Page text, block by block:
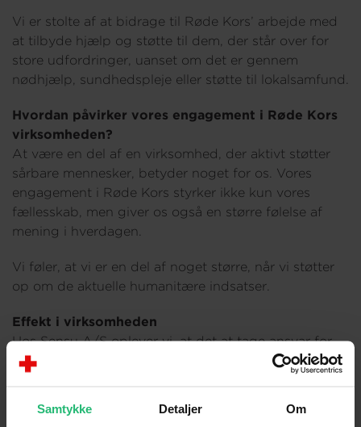
Samtykke Detaljer Om
Vi er stolte af at bidrage til Røde Kors’ arbejde med
at tilbyde hjælp og støtte til dem, der står over for
store udfordringer, uanset om det er gennem
nødhjælp, sundhedspleje eller støtte til lokalsamfund.
Hvordan påvirker vores engagement i Røde Kors
virksomheden?
At være en del af en virksomhed, der aktivt støtter
sårbare mennesker, betyder noget for os. Vores
engagement i Røde Kors styrker ikke kun vores
fællesskab, men giver os også en større følelse af
mening i hverdagen.
Vi føler, at vi er en del af noget større, når vi støtter
op om de aktuelle humanitære indsatser.
Effekt i virksomheden
Hos Sensu A/S oplever vi, at det at tage ansvar for
mere end blot vores forretning skaber en stærkere
følelse af formål og fællesskab. Vi er stolte af at
og det daglige arbejde.